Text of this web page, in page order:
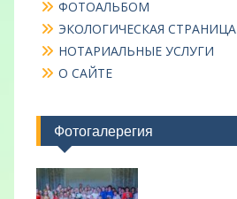
ФОТОАЛЬБОМ
ЭКОЛОГИЧЕСКАЯ СТРАНИЦА
НОТАРИАЛЬНЫЕ УСЛУГИ
О САЙТЕ
Фотогалерегия